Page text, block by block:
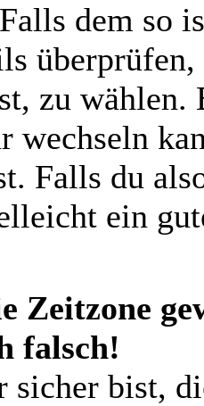
dem so
zu wählen.
wechseln
Falls du
ein
Zeitzone
falsch!
sicher bist,